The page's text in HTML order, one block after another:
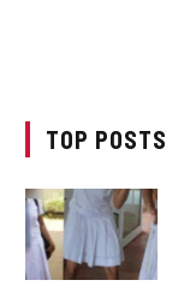
TOP POSTS